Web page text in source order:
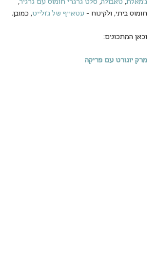
ג'מאלת, טאבולה, סלט גרגרי חומוס עם גרגיר,
חומוס ביתי, ולקינוח - עטאייף של ג'ולייט, כמובן.
וכאן המתכונים:
מרק יוגורט עם פריקה